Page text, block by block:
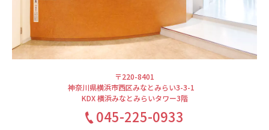
〒220-8401
神奈川県横浜市西区みなとみらい3-3-1
KDX 横浜みなとみらいタワー3階
045-225-0933